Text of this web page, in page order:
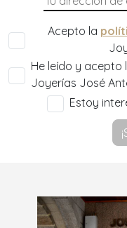
Acepto la
He leído y acepto
Joyerías José
Estoy